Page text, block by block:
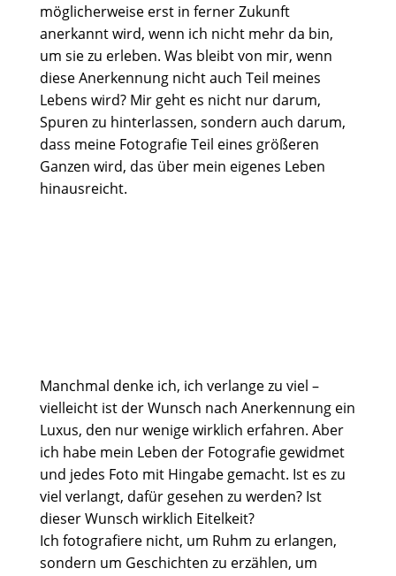
möglicherweise erst in ferner Zukunft
anerkannt wird, wenn ich nicht mehr da bin,
um sie zu erleben. Was bleibt von mir, wenn
diese Anerkennung nicht auch Teil meines
Lebens wird? Mir geht es nicht nur darum,
Spuren zu hinterlassen, sondern auch darum,
dass meine Fotografie Teil eines größeren
Ganzen wird, das über mein eigenes Leben
hinausreicht.
Manchmal denke ich, ich verlange zu viel –
vielleicht ist der Wunsch nach Anerkennung ein
Luxus, den nur wenige wirklich erfahren. Aber
ich habe mein Leben der Fotografie gewidmet
und jedes Foto mit Hingabe gemacht. Ist es zu
viel verlangt, dafür gesehen zu werden? Ist
dieser Wunsch wirklich Eitelkeit?
Ich fotografiere nicht, um Ruhm zu erlangen,
sondern um Geschichten zu erzählen, um